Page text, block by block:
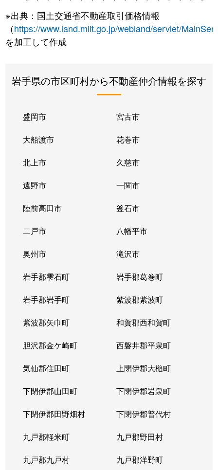
※出典：国土交通省不動産取引価格情報
（https://www.land.mlit.go.jp/webland/servlet/
を加工して作成
岩手県の市区町村から不動産仲介情報を探す
盛岡市 宮古市
大船渡市 花巻市
北上市 久慈市
遠野市 一関市
陸前高田市 釜石市
二戸市 八幡平市
奥州市 滝沢市
岩手郡雫石町 岩手郡葛巻町
岩手郡岩手町 紫波郡紫波町
紫波郡矢巾町 和賀郡西和賀町
胆沢郡金ケ崎町 西磐井郡平泉町
気仙郡住田町 上閉伊郡大槌町
下閉伊郡山田町 下閉伊郡岩泉町
下閉伊郡田野畑村 下閉伊郡普代村
九戸郡軽米町 九戸郡野田村
九戸郡九戸村 九戸郡洋野町